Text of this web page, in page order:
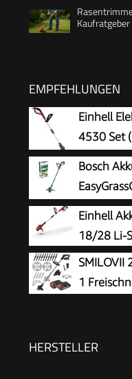
Kaufratgeber
EMPFEHLUNGEN
Einhell
4530 Set
180°
stufenlos
Bosch
Volt
26 cm, im Karton)
Einhell
18/28 Li-
SMILOVII
1
HERSTELLER